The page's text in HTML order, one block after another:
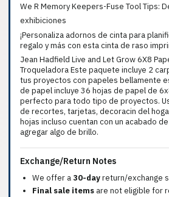
We R Memory Keepers-Fuse Tool Tips:
exhibiciones
¡Personaliza adornos de cinta para
regalo y más con esta cinta de raso
Jean Hadfield Live and Let Grow 6X8
Troqueladora Este paquete incluye 2
tus proyectos con papeles bellamente
de papel incluye 36 hojas de papel de
perfecto para todo tipo de proyectos.
de recortes, tarjetas, decoracin del
hojas incluso cuentan con un acabado
agregar algo de brillo.
Exchange/Return Notes
We offer a30-dayreturn/exchange
Final sale items are not eligible for